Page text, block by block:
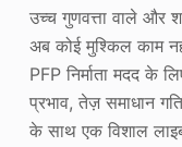
उच्च गुणवत्ता वाले और
अब कोई मुश्किल काम
PFP निर्माता मदद के
प्रभाव, तेज़ समाधान
के साथ एक विशाल